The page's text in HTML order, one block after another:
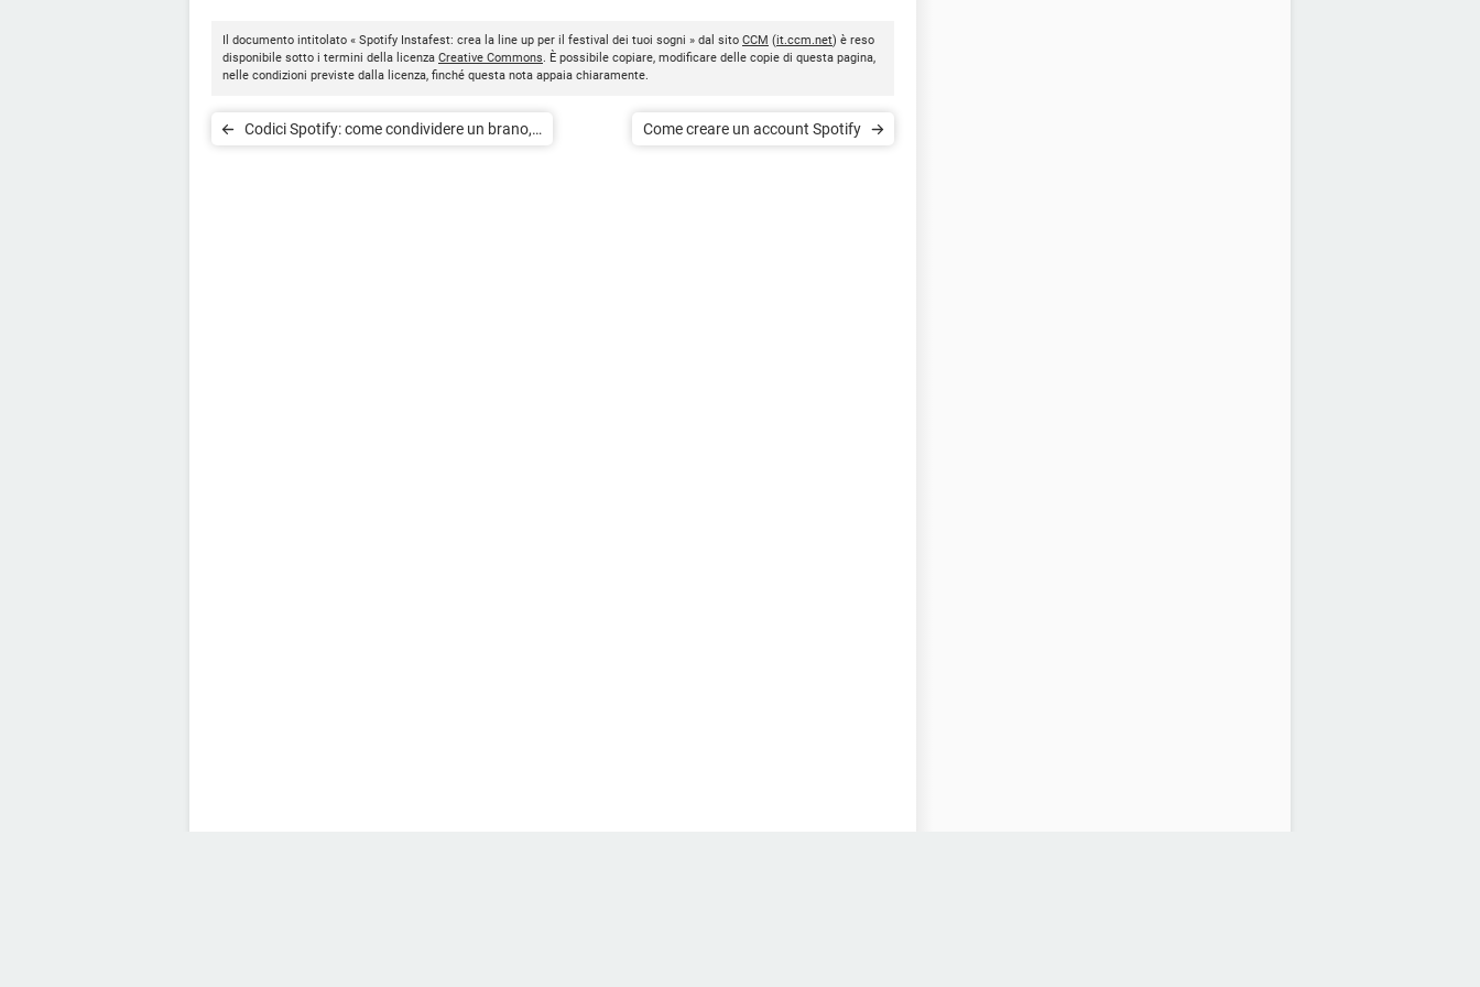
Il documento intitolato « Spotify Instafest: crea la line up per il festival dei tuoi sogni » dal sito CCM (it.ccm.net) è reso
disponibile sotto i termini della licenza Creative Commons. È possibile copiare, modificare delle copie di questa pagina,
nelle condizioni previste dalla licenza, finché questa nota appaia chiaramente.
Codici Spotify: come condividere un brano,
Come creare un account Spotify